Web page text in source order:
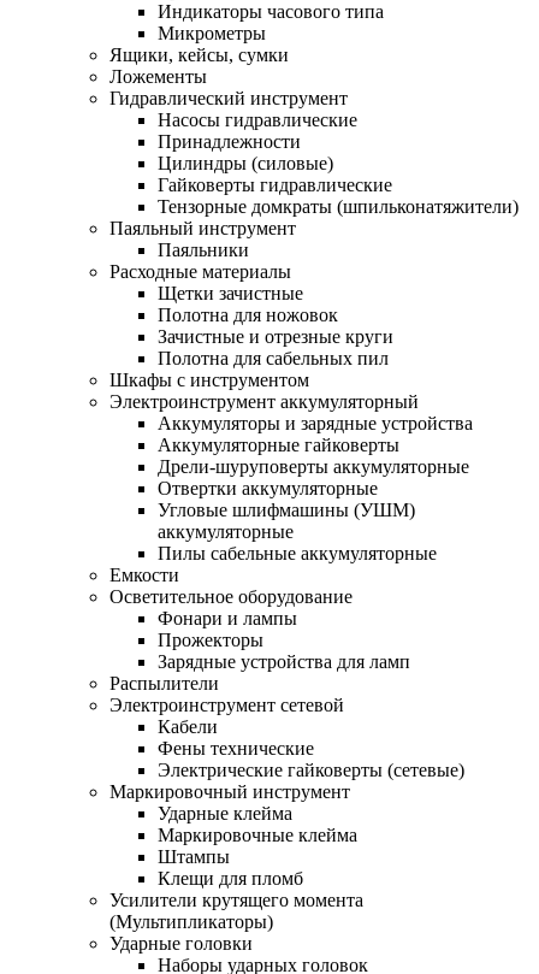
Индикаторы часового типа
Микрометры
Ящики, кейсы, сумки
Ложементы
Гидравлический инструмент
Насосы гидравлические
Принадлежности
Цилиндры (силовые)
Гайковерты гидравлические
Тензорные домкраты (шпильконатяжители)
Паяльный инструмент
Паяльники
Расходные материалы
Щетки зачистные
Полотна для ножовок
Зачистные и отрезные круги
Полотна для сабельных пил
Шкафы с инструментом
Электроинструмент аккумуляторный
Аккумуляторы и зарядные устройства
Аккумуляторные гайковерты
Дрели-шуруповерты аккумуляторные
Отвертки аккумуляторные
Угловые шлифмашины (УШМ)
аккумуляторные
Пилы сабельные аккумуляторные
Емкости
Осветительное оборудование
Фонари и лампы
Прожекторы
Зарядные устройства для ламп
Распылители
Электроинструмент сетевой
Кабели
Фены технические
Электрические гайковерты (сетевые)
Маркировочный инструмент
Ударные клейма
Маркировочные клейма
Штампы
Клещи для пломб
Усилители крутящего момента
(Мультипликаторы)
Ударные головки
Наборы ударных головок